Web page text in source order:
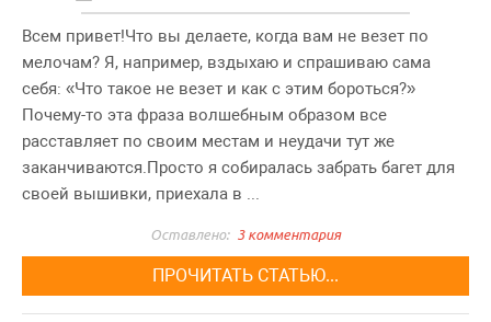
Всем привет!Что вы делаете, когда вам не везет по
мелочам? Я, например, вздыхаю и спрашиваю сама
себя: «Что такое не везет и как с этим бороться?»
Почему-то эта фраза волшебным образом все
расставляет по своим местам и неудачи тут же
заканчиваются.Просто я собиралась забрать багет для
своей вышивки, приехала в ...
3 комментария
ПРОЧИТАТЬ СТАТЬЮ...